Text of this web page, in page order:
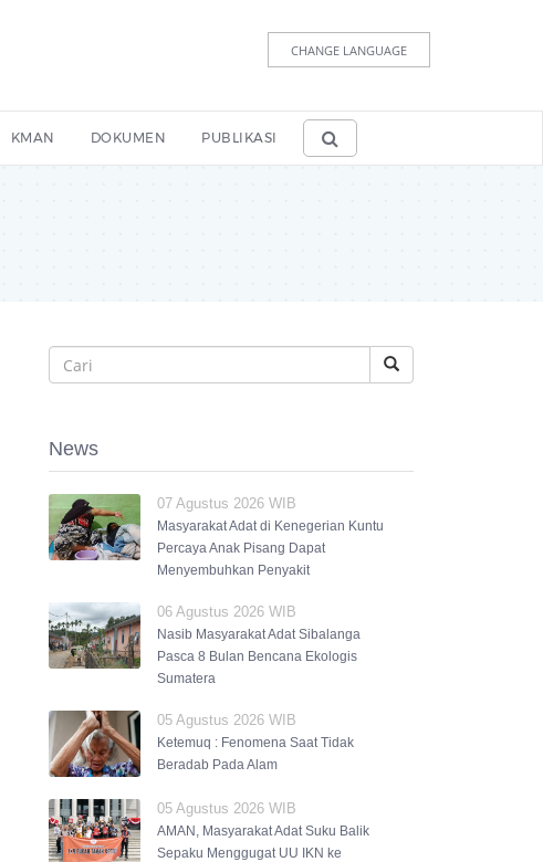
CHANGE LANGUAGE
KMAN DOKUMEN PUBLIKASI
News
07 Agustus 2026 WIB
Masyarakat Adat di Kenegerian Kuntu
Percaya Anak Pisang Dapat
Menyembuhkan Penyakit
06 Agustus 2026 WIB
Nasib Masyarakat Adat Sibalanga
Pasca 8 Bulan Bencana Ekologis
Sumatera
05 Agustus 2026 WIB
Ketemuq : Fenomena Saat Tidak
Beradab Pada Alam
05 Agustus 2026 WIB
AMAN, Masyarakat Adat Suku Balik
Sepaku Menggugat UU IKN ke